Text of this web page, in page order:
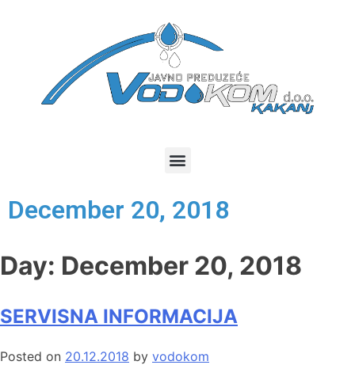
December 20, 2018
Day: December 20, 2018
SERVISNA INFORMACIJA
Posted on 20.12.2018 by vodokom